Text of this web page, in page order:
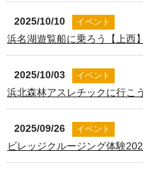
2025/10/10 イベント
浜名湖遊覧船に乗ろう【上西】
2025/10/03 イベント
浜北森林アスレチックに行こ
2025/09/26 イベント
ビレッジクルージング体験